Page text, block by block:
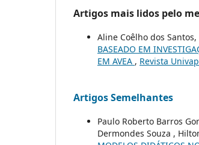
Artigos mais lidos pelo
Aline Coêlho dos
BASEADO EM
EM AVEA , Revista
Artigos Semelhantes
Paulo Roberto Barros
Dermondes Souza ,